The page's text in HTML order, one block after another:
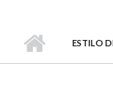
ESTILO